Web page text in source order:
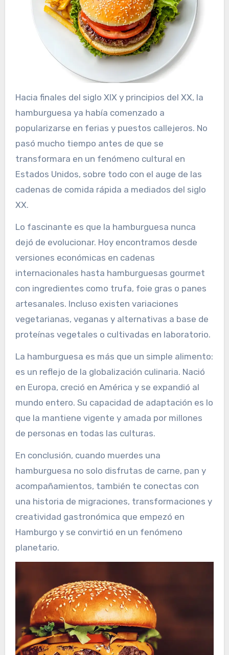
Hacia finales del siglo XIX y principios del XX, la
hamburguesa ya había comenzado a
popularizarse en ferias y puestos callejeros. No
pasó mucho tiempo antes de que se
transformara en un fenómeno cultural en
Estados Unidos, sobre todo con el auge de las
cadenas de comida rápida a mediados del siglo
XX.
Lo fascinante es que la hamburguesa nunca
dejó de evolucionar. Hoy encontramos desde
versiones económicas en cadenas
internacionales hasta hamburguesas gourmet
con ingredientes como trufa, foie gras o panes
artesanales. Incluso existen variaciones
vegetarianas, veganas y alternativas a base de
proteínas vegetales o cultivadas en laboratorio.
La hamburguesa es más que un simple alimento:
es un reflejo de la globalización culinaria. Nació
en Europa, creció en América y se expandió al
mundo entero. Su capacidad de adaptación es lo
que la mantiene vigente y amada por millones
de personas en todas las culturas.
En conclusión, cuando muerdes una
hamburguesa no solo disfrutas de carne, pan y
acompañamientos, también te conectas con
una historia de migraciones, transformaciones y
creatividad gastronómica que empezó en
Hamburgo y se convirtió en un fenómeno
planetario.